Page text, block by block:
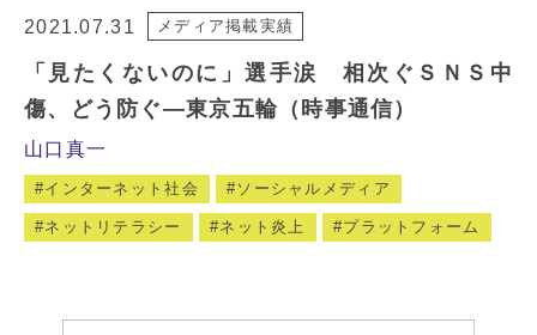
2021.07.31 メディア掲載実績
「見たくないのに」選手涙 相次ぐＳＮＳ中
傷、どう防ぐ―東京五輪（時事通信）
山口真一
インターネット社会 ソーシャルメディア
ネットリテラシー ネット炎上 プラットフォーム